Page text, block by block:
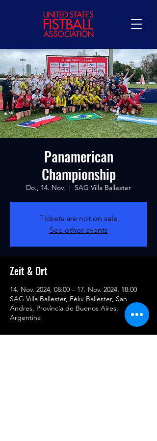
Panamerican
Championship
Do., 14. Nov.
  |
SAG Villa Ballester
Tickets are not on sale
See other events
Zeit & Ort
14. Nov. 2024, 08:00 – 17. Nov. 2024, 18:00
SAG Villa Ballester, Félix Ballester, San
Andres, Provincia de Buenos Aires,
Argentina